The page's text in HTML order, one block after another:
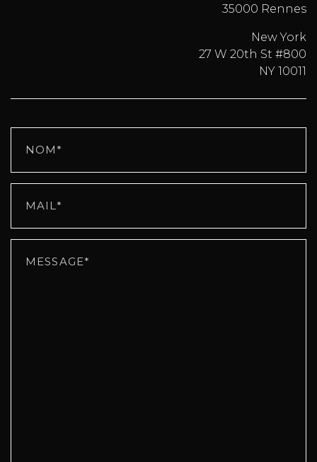
35000 Rennes
New York
27 W 20th St #800
NY 10011